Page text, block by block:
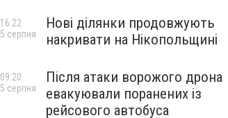
Нові ділянки продовжують
накривати на Нікопольщині
16:22
5 серпня
Після атаки ворожого дрона
евакуювали поранених із
рейсового автобуса
09:20
5 серпня